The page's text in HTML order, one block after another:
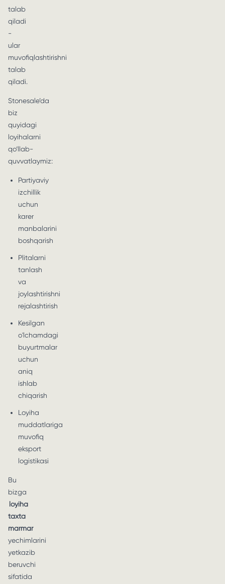
talab
qiladi
-
ular
muvofiqlashtirishni
talab
qiladi.
Stonesale’da
biz
quyidagi
loyihalarni
qo‘llab-
quvvatlaymiz:
Partiyaviy
izchillik
uchun
karer
manbalarini
boshqarish
Plitalarni
tanlash
va
joylashtirishni
rejalashtirish
Kesilgan
o'lchamdagi
buyurtmalar
uchun
aniq
ishlab
chiqarish
Loyiha
muddatlariga
muvofiq
eksport
logistikasi
Bu
bizga
loyiha
taxta
marmar
yechimlarini
yetkazib
beruvchi
sifatida